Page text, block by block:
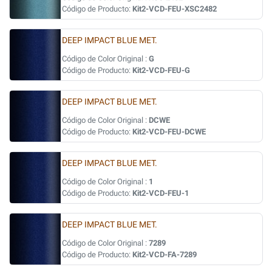
Código de Producto: Kit2-VCD-FEU-XSC2482
DEEP IMPACT BLUE MET.
Código de Color Original : G
Código de Producto: Kit2-VCD-FEU-G
DEEP IMPACT BLUE MET.
Código de Color Original : DCWE
Código de Producto: Kit2-VCD-FEU-DCWE
DEEP IMPACT BLUE MET.
Código de Color Original : 1
Código de Producto: Kit2-VCD-FEU-1
DEEP IMPACT BLUE MET.
Código de Color Original : 7289
Código de Producto: Kit2-VCD-FA-7289